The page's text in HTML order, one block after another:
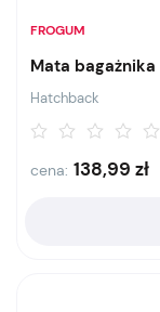
FROGUM
Mata bagażnika
Hatchback
cena: 138,99 zł